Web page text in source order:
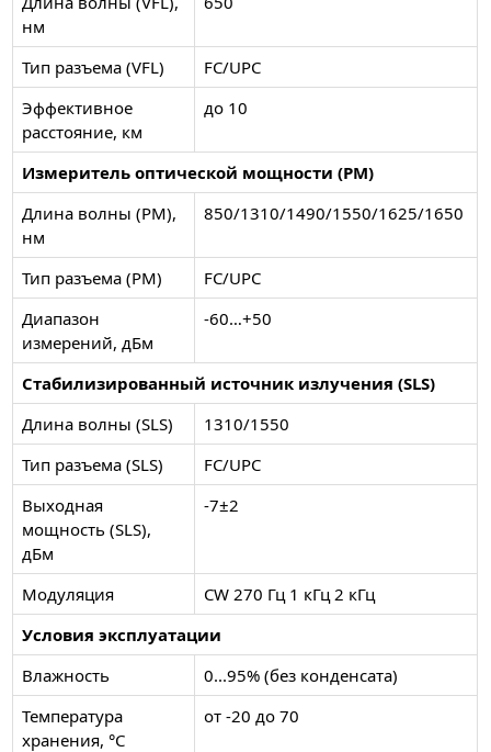
нм
Тип разъема (VFL)
FC/UPC
Эффективное
расстояние, км
до 10
Измеритель оптической мощности (PM)
Длина волны (PM),
нм
850/1310/1490/1550/1625/1650
Тип разъема (PM)
FC/UPC
Диапазон
измерений, дБм
-60…+50
Стабилизированный источник излучения (SLS)
Длина волны (SLS)
1310/1550
Тип разъема (SLS)
FC/UPC
Выходная
мощность (SLS),
дБм
-7±2
Модуляция
CW 270 Гц 1 кГц 2 кГц
Условия эксплуатации
Влажность
0...95% (без конденсата)
Температура
хранения, °C
от -20 до 70